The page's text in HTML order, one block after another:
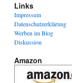
Links
Impressum
Datenschutzerklärung
Werben im Blog
Diskussion
Amazon